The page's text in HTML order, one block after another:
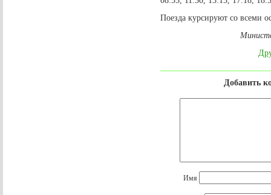
Поезда курсируют со всеми
Добавить
Имя